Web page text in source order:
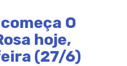
O
hoje,
(27/6)